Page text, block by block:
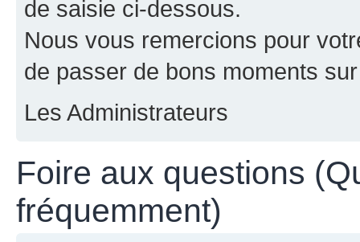
de saisie ci-dessous.
Nous vous remercions pour
de passer de bons moments
Les Administrateurs
Foire aux questions
fréquemment)